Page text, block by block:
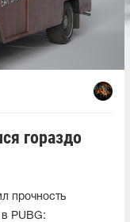
гораздо
прочность
PUBG: